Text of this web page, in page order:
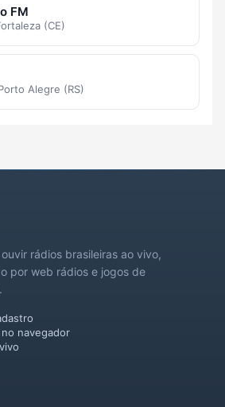
FM
(CE)
Alegre (RS)
rádios brasileiras ao vivo,
por web rádios e jogos de
navegador